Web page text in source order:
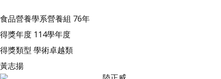
食品營養學系營養組 76年
得獎年度 114學年度
得獎類型 學術卓越類
黃志揚